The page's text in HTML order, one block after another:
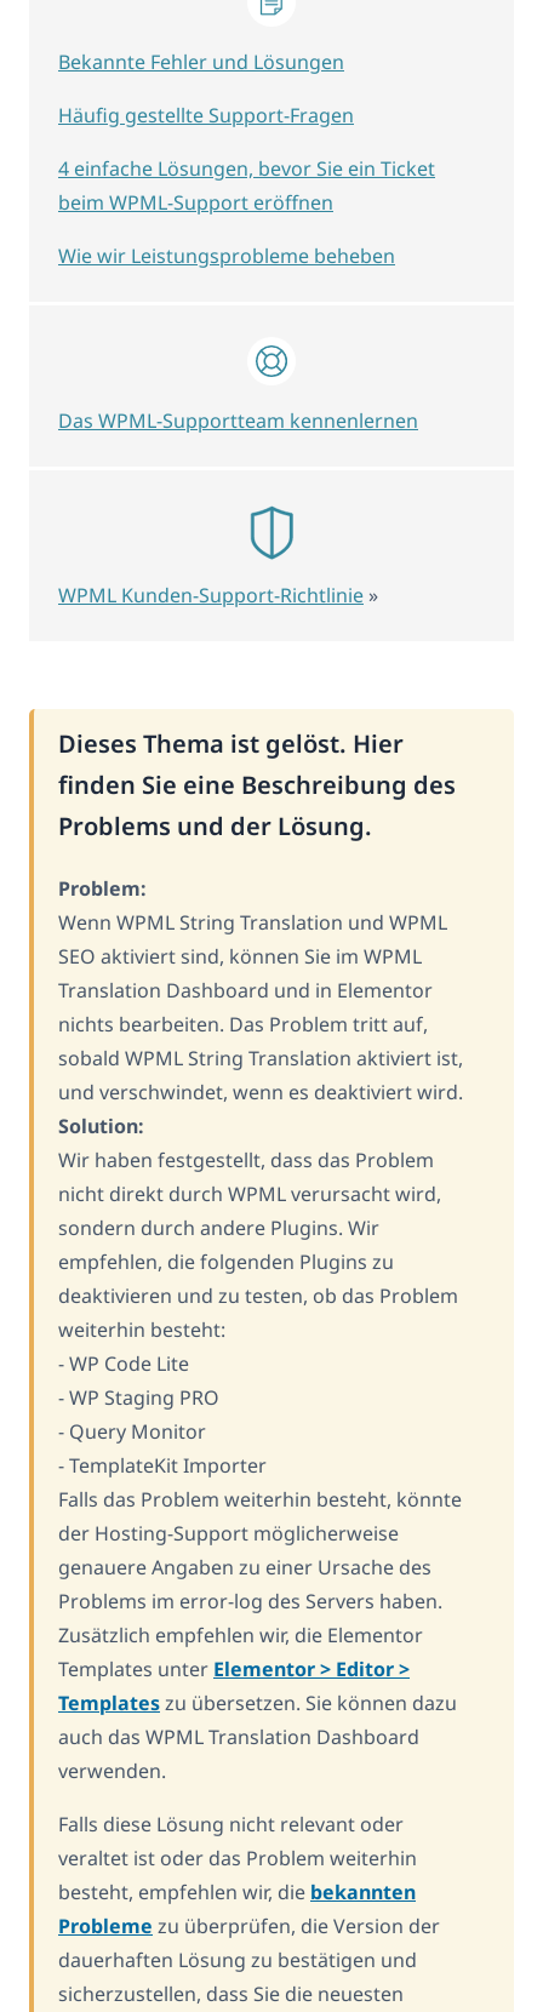
Dieses Thema ist gelöst. Hier
finden Sie eine Beschreibung des
Problems und der Lösung.
Problem:
Wenn WPML String Translation und WPML
SEO aktiviert sind, können Sie im WPML
Translation Dashboard und in Elementor
nichts bearbeiten. Das Problem tritt auf,
sobald WPML String Translation aktiviert ist,
und verschwindet, wenn es deaktiviert wird.
Solution:
Wir haben festgestellt, dass das Problem
nicht direkt durch WPML verursacht wird,
sondern durch andere Plugins. Wir
empfehlen, die folgenden Plugins zu
deaktivieren und zu testen, ob das Problem
weiterhin besteht:
- WP Code Lite
- WP Staging PRO
- Query Monitor
- TemplateKit Importer
Falls das Problem weiterhin besteht, könnte
der Hosting-Support möglicherweise
genauere Angaben zu einer Ursache des
Problems im error-log des Servers haben.
Zusätzlich empfehlen wir, die Elementor
Templates unter Elementor > Editor >
Templateszu übersetzen. Sie können dazu
auch das WPML Translation Dashboard
verwenden.
Falls diese Lösung nicht relevant oder
veraltet ist oder das Problem weiterhin
besteht, empfehlen wir, die bekannten
Probleme zu überprüfen, die Version der
dauerhaften Lösung zu bestätigen und
sicherzustellen, dass Sie die neuesten
Bekannte Fehler und Lösungen
Häufig gestellte Support-Fragen
4 einfache Lösungen, bevor Sie ein Ticket
beim WPML-Support eröffnen
Wie wir Leistungsprobleme beheben
Das WPML-Supportteam kennenlernen
WPML Kunden-Support-Richtlinie »